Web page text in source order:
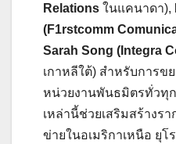
Relations ในแคนาดา),
(F1rstcomm
Sarah Song (Integra
เกาหลีใต้) สำหรับการข
หน่วยงานพันธมิตรทั่วทุ
เหล่านี้ช่วยเสริมสร้างร
ข่ายในอเมริกาเหนือ ยุโ